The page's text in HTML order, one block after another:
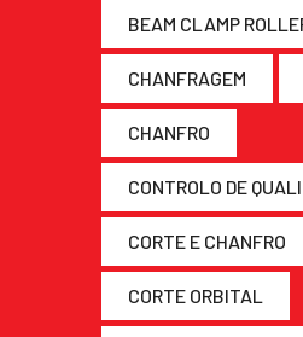
BEAM CLAMP
CHANFRAGEM
CHANFRO
CONTROLO DE
CORTE E CHANFRO
CORTE ORBITAL